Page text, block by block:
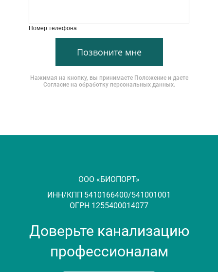
Номер телефона
Позвоните мне
Нажимая на кнопку, вы принимаете Положениеи даете
Согласиена обработку персональных данных.
ООО «БИОПОРТ»
ИНН/КПП 5410166400/541001001
ОГРН 1255400014077
Доверьте канализацию
профессионалам